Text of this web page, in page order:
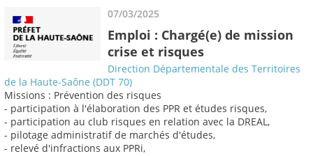
07/03/2025
Emploi : Chargé(e) de mission
crise et risques
Direction Départementale des Territoires
de la Haute-Saône (DDT 70)
Missions : Prévention des risques
- participation à l'élaboration des PPR et études risques,
- participation au club risques en relation avec la DREAL,
- pilotage administratif de marchés d'études,
- relevé d'infractions aux PPRi,